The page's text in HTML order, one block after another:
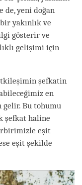
de, yeni doğan
yakınlık ve
gösterir ve
gelişimi için
şefkatin
en
Bu tohumu
şefkat haline
eşit
eşit şekilde